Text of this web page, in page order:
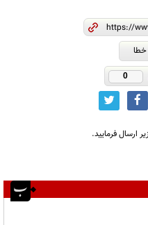
0
ارسال فرمایید.